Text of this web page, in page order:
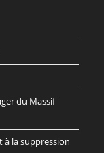
du Massif
à la suppression